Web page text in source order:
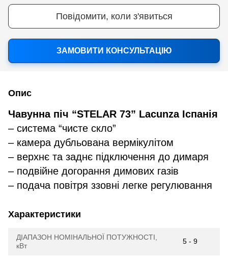
Повідомити, коли з'явиться
ЗАМОВИТИ КОНСУЛЬТАЦІЮ
Опис
Чавунна піч “STELAR 73” Lacunza Іспанія
– система “чисте скло”
– камера дубльована вермікулітом
– верхнє та заднє підключення до димаря
– подвійне догорання димових газів
– подача повітря ззовні легке регулювання
Характеристики
ДІАПАЗОН НОМІНАЛЬНОЇ ПОТУЖНОСТІ,
кВт
5 - 9